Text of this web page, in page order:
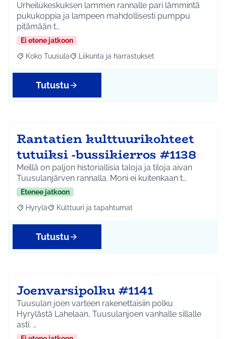
Urheilukeskuksen lammen rannalle pari lämmintä
pukukoppia ja lampeen mahdollisesti pumppu
pitämään t…
Ei etene jatkoon
Rajaa tulokset aihepiirin mukaan: Koko Tuusula
Koko Tuusula Rajaa tulokset teeman mukaan: Liikunta ja
Liikunta ja harrastukset
Tutustu
Rantatien kulttuurikohteet
tutuiksi -bussikierros #1138
Meillä on paljon historiallisia taloja ja tiloja aivan
Tuusulanjärven rannalla. Moni ei kuitenkaan t…
Etenee jatkoon
Rajaa tulokset aihepiirin mukaan: Hyrylä
Hyrylä Rajaa tulokset teeman mukaan: Kulttuuri ja
Kulttuuri ja tapahtumat
Tutustu
Joenvarsipolku #1141
Tuusulan joen varteen rakenettaisiin polku
Hyrylästä Lahelaan, Tuusulanjoen vanhalle sillalle
asti. …